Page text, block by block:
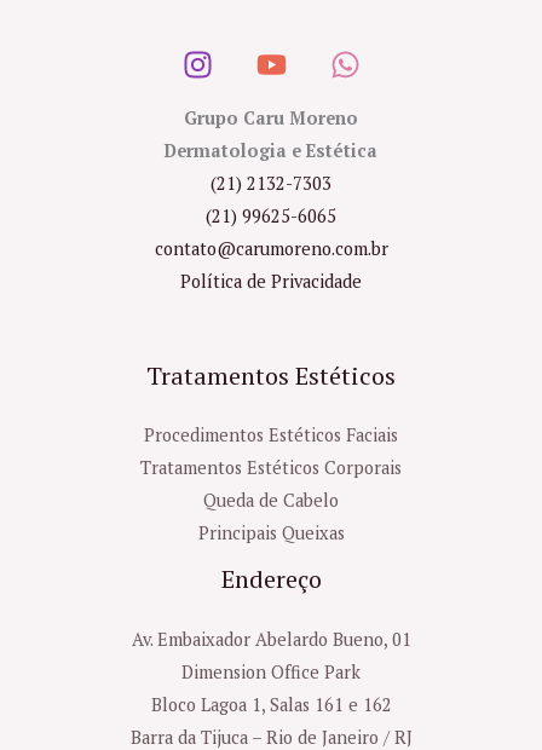
Grupo Caru Moreno
Dermatologia e Estética
(21) 2132-7303
(21) 99625-6065
contato@carumoreno.com.br
Política de Privacidade
Tratamentos Estéticos
Procedimentos Estéticos Faciais
Tratamentos Estéticos Corporais
Queda de Cabelo
Principais Queixas
Endereço
Av. Embaixador Abelardo Bueno, 01
Dimension Office Park
Bloco Lagoa 1, Salas 161 e 162
Barra da Tijuca – Rio de Janeiro / RJ